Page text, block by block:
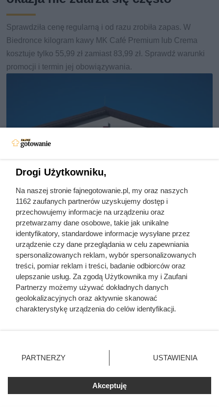
Sprawdziła cenę regularną i od razu zrobiła zapas. W
Biedronce kilogram kawy MK Café Premium lub Crema
kosztuje tylko 55,99 zł zamiast 83,99 zł. Sprawdź warunki
promocji i termin jej obowiązywania.
Jedna z najlepszych kaw premium
w promocji. Błyskawicznie znika z
półek
Lavazza Qualità Oro w atrakcyjnej promocji w Dino.
Sprawdź, dlaczego warto skorzystać z oferty i do kiedy jest
Drogi Użytkowniku,
Na naszej stronie fajnegotowanie.pl, my oraz naszych
1162 zaufanych partnerów uzyskujemy dostęp i
przechowujemy informacje na urządzeniu oraz
przetwarzamy dane osobowe, takie jak unikalne
identyfikatory, standardowe informacje wysyłane przez
urządzenie czy dane przeglądania w celu zapewniania
spersonalizowanych reklam, wybór spersonalizowanych
treści, pomiar reklam i treści, badanie odbiorców oraz
ulepszanie usług. Za zgodą Użytkownika my i Zaufani
Partnerzy możemy używać dokładnych danych
geolokalizacyjnych oraz aktywnie skanować
charakterystykę urządzenia do celów identyfikacji.
zmienić/wycofać klikając przycisk ustawień prywatności
znajdujący się w lewym dolnym rogu strony
rodzaje przetwarzania danych nie wymagają zgody
użytkownika, ale masz prawo sprzeciwić się takiemu
przetwarzaniu. Preferencje będą miały zastosowania tylko
PARTNERZY USTAWIENIA
Akceptuję